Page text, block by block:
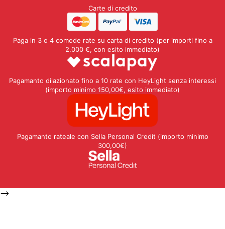
Carte di credito
Paga in 3 o 4 comode rate su carta di credito (per importi fino a
2.000 €, con esito immediato)
Pagamanto dilazionato fino a 10 rate con HeyLight senza interessi
(importo minimo 150,00€, esito immediato)
Pagamanto rateale con Sella Personal Credit (importo minimo
300,00€)
-->